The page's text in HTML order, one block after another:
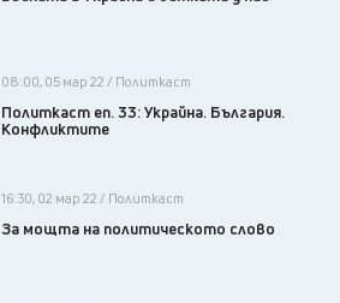
08:00, 05 мар 22 / Политкаст
Политкаст еп. 33: Украйна. България.
Конфликтите
16:30, 02 мар 22 / Политкаст
За мощта на политическото слово